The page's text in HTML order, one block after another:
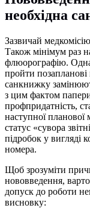
необхідна
Зазвичай
Також мінімум раз
флюорографію.
пройти позапланові
санкнижку
з цим фактом
профпридатність,
наступної
статус «сувора
підробок у вигляді
номера.
Щоб зрозуміти
нововведення,
допуск до роботи
висновку: